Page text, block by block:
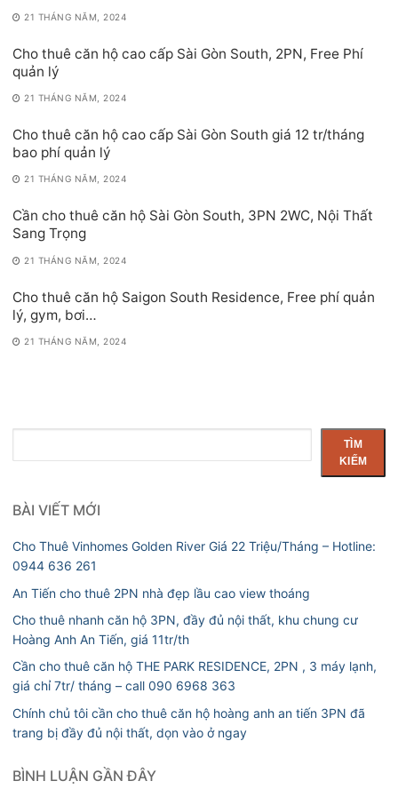
21 THÁNG NĂM, 2024
Cho thuê căn hộ cao cấp Sài Gòn South, 2PN, Free Phí
quản lý
21 THÁNG NĂM, 2024
Cho thuê căn hộ cao cấp Sài Gòn South giá 12 tr/tháng
bao phí quản lý
21 THÁNG NĂM, 2024
Cần cho thuê căn hộ Sài Gòn South, 3PN 2WC, Nội Thất
Sang Trọng
21 THÁNG NĂM, 2024
Cho thuê căn hộ Saigon South Residence, Free phí quản
lý, gym, bơi…
21 THÁNG NĂM, 2024
kiếm
TÌM
KIẾM
BÀI VIẾT MỚI
Cho Thuê Vinhomes Golden River Giá 22 Triệu/Tháng – Hotline:
0944 636 261
An Tiến cho thuê 2PN nhà đẹp lầu cao view thoáng
Cho thuê nhanh căn hộ 3PN, đầy đủ nội thất, khu chung cư
Hoàng Anh An Tiến, giá 11tr/th
Cần cho thuê căn hộ THE PARK RESIDENCE, 2PN , 3 máy lạnh,
giá chỉ 7tr/ tháng – call 090 6968 363
Chính chủ tôi cần cho thuê căn hộ hoàng anh an tiến 3PN đã
trang bị đầy đủ nội thất, dọn vào ở ngay
BÌNH LUẬN GẦN ĐÂY